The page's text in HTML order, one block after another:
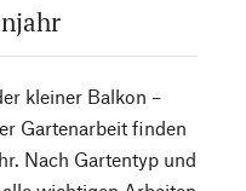
kleiner Balkon –
Gartenarbeit finden
Nach Gartentyp und